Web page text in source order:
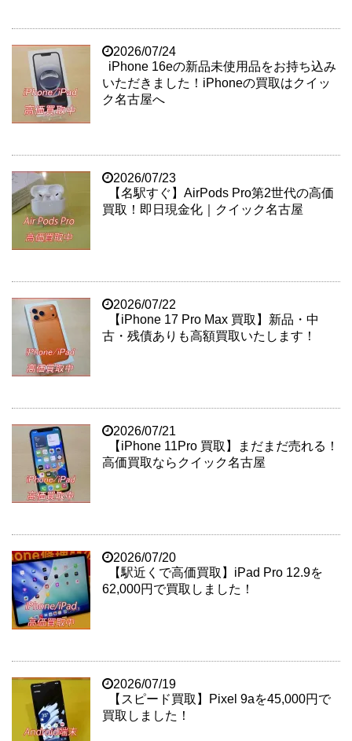
2026/07/24
iPhone 16eの新品未使用品をお持ち込み
いただきました！iPhoneの買取はクイッ
ク名古屋へ
2026/07/23
【名駅すぐ】AirPods Pro第2世代の高価
買取！即日現金化｜クイック名古屋
2026/07/22
【iPhone 17 Pro Max 買取】新品・中
古・残債ありも高額買取いたします！
2026/07/21
【iPhone 11Pro 買取】まだまだ売れる！
高価買取ならクイック名古屋
2026/07/20
【駅近くで高価買取】iPad Pro 12.9を
62,000円で買取しました！
2026/07/19
【スピード買取】Pixel 9aを45,000円で
買取しました！